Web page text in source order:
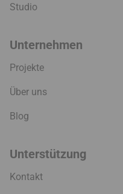
Studio
Unternehmen
Projekte
Über uns
Blog
Unterstützung
Kontakt